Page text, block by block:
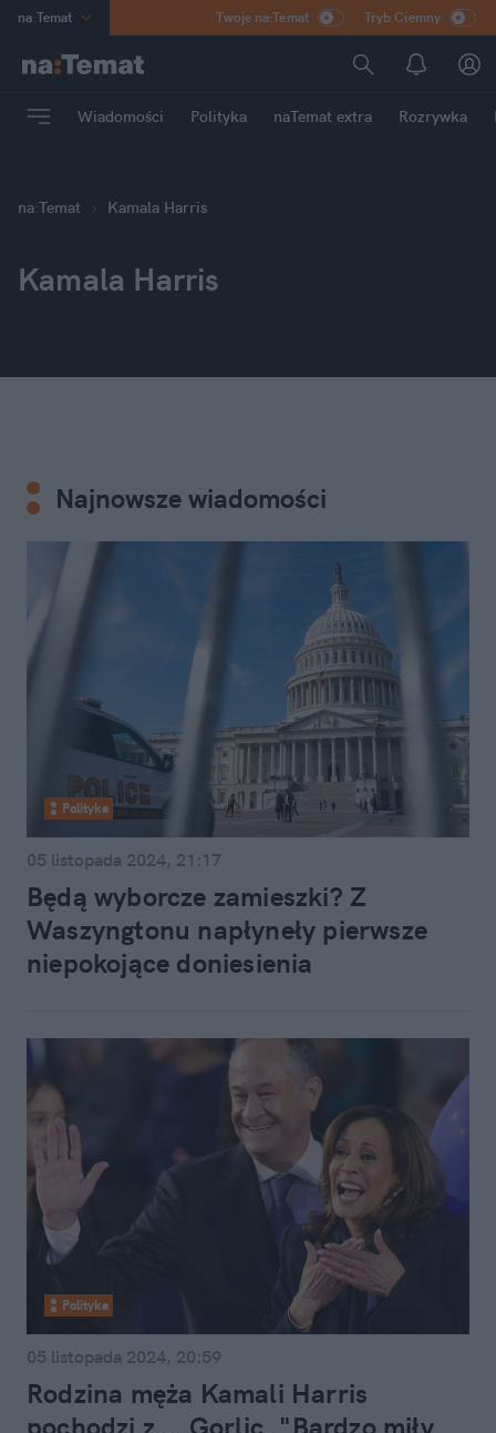
na:Temat
Poland
mama
Rozrywka
Twoje na:Temat Tryb Ciemny
Wiadomości Polityka naTemat extra Rozrywka
na:Temat Kamala Harris
Kamala Harris
Najnowsze wiadomości
Polityka
05 listopada 2024, 21:17
Będą wyborcze zamieszki? Z
Waszyngtonu napłyneły pierwsze
niepokojące doniesienia
Polityka
05 listopada 2024, 20:59
Rodzina męża Kamali Harris
pochodzi z... Gorlic. "Bardzo miły